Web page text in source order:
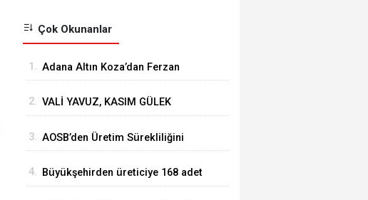
Çok Okunanlar
1. Adana Altın Koza’dan Ferzan
Ödülü
2. VALİ YAVUZ, KASIM GÜLEK
ÇALIŞMALARI İNCELEDİ
3. ⁠AOSB’den Üretim Sürekliliğini
4. Büyükşehirden üreticiye 168 adet